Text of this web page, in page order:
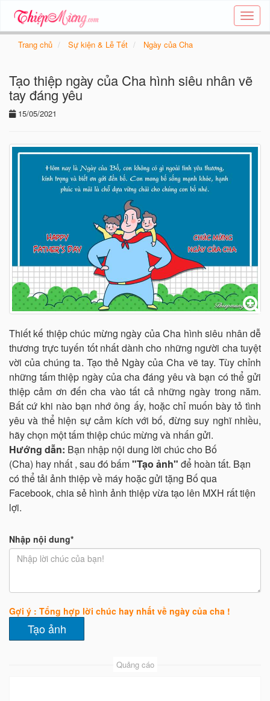
Tạo
thiệp
các
chủ
Trang chủ Sự kiện & Lễ Tết Ngày của Cha
Tạo thiệp ngày của Cha hình siêu nhân vẽ
tay đáng yêu
15/05/2021
Thiết kế thiệp chúc mừng ngày của Cha hình siêu nhân dễ
thương trực tuyến tốt nhất dành cho những người cha tuyệt
vời của chúng ta. Tạo thẻ Ngày của Cha vẽ tay. Tùy chỉnh
những tấm thiệp ngày của cha đáng yêu và bạn có thể gửi
thiệp cảm ơn đến cha vào tất cả những ngày trong năm.
Bất cứ khi nào bạn nhớ ông ấy, hoặc chỉ muốn bày tỏ tình
yêu và thể hiện sự cảm kích với bố, đừng suy nghĩ nhiều,
hãy chọn một tấm thiệp chúc mừng và nhấn gửi.
Hướng dẫn: Bạn nhập nội dung lời chúc cho Bố
(Cha) hay nhất , sau đó bấm"Tạo ảnh" để hoàn tất. Bạn
có thể tải ảnh thiệp về máy hoặc gửi tặng Bố qua
Facebook, chia sẻ hình ảnh thiệp vừa tạo lên MXH rất tiện
lợi.
Nhập nội dung*
Gợi ý : Tổng hợp lời chúc hay nhất về ngày của cha !
Quảng cáo